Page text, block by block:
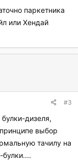
паркетника
или Хендай
#3
дизеля,
выбор
тачилу на